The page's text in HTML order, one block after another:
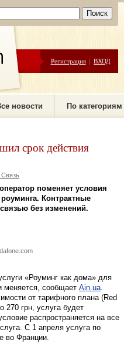
Регистрация | ВХОД
новости По категориям
срок действия
Связь
поменяет условия
Контрактные
без изменений.
«Роуминг как дома» для
меняется, сообщает Ain.ua.
от тарифного плана (Red
270 грн, услуга будет
распространяется на все
С 1 апреля услуга по
во Франции.